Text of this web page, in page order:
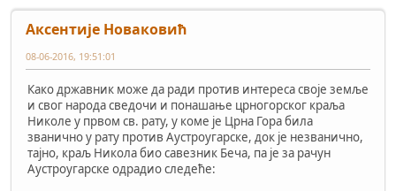
Аксентије Новаковић
08-06-2016, 19:51:01
Како државник може да ради против интереса своје земље
и свог народа сведочи и понашање црногорског краља
Николе у првом св. рату, у коме је Црна Гора била
званично у рату против Аустроугарске, док је незванично,
тајно, краљ Никола био савезник Беча, па је за рачун
Аустроугарске одрадио следеће: